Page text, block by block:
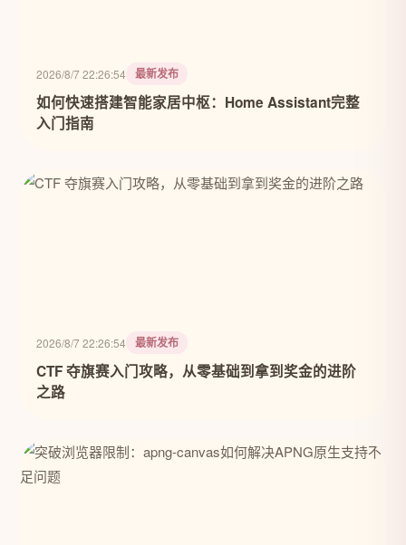
2026/8/7 22:26:54 最新发布
如何快速搭建智能家居中枢：Home Assistant完整
入门指南
2026/8/7 22:26:54 最新发布
CTF 夺旗赛入门攻略，从零基础到拿到奖金的进阶
之路